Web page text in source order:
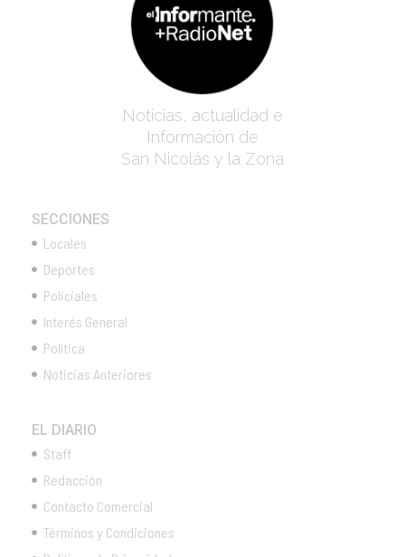
Noticias, actualidad e
Información de
San Nicolás y la Zona
SECCIONES
Locales
Deportes
Policiales
Interés General
Política
Noticias Anteriores
EL DIARIO
Staff
Redacción
Contacto Comercial
Términos y Condiciones